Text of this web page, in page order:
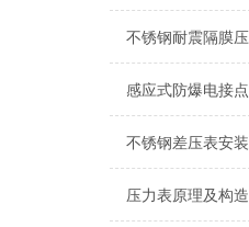
压力表原理及构造